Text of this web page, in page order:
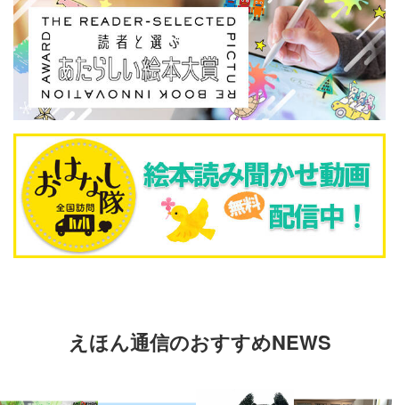
えほん通信のおすすめNEWS